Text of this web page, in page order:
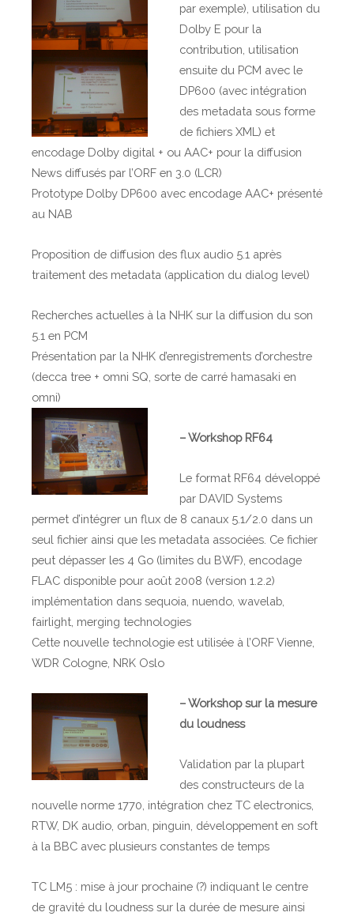
par exemple), utilisation du
Dolby E pour la
contribution, utilisation
ensuite du PCM avec le
DP600 (avec intégration
des metadata sous forme
de fichiers XML) et
encodage Dolby digital + ou AAC+ pour la diffusion
News diffusés par l’ORF en 3.0 (LCR)
Prototype Dolby DP600 avec encodage AAC+ présenté
au NAB
Proposition de diffusion des flux audio 5.1 après
traitement des metadata (application du dialog level)
Recherches actuelles à la NHK sur la diffusion du son
5.1 en PCM
Présentation par la NHK d’enregistrements d’orchestre
(decca tree + omni SQ, sorte de carré hamasaki en
omni)
– Workshop RF64
Le format RF64 développé
par DAVID Systems
permet d’intégrer un flux de 8 canaux 5.1/2.0 dans un
seul fichier ainsi que les metadata associées. Ce fichier
peut dépasser les 4 Go (limites du BWF), encodage
FLAC disponible pour août 2008 (version 1.2.2)
implémentation dans sequoia, nuendo, wavelab,
fairlight, merging technologies
Cette nouvelle technologie est utilisée à l’ORF Vienne,
WDR Cologne, NRK Oslo
– Workshop sur la mesure
du loudness
Validation par la plupart
des constructeurs de la
nouvelle norme 1770, intégration chez TC electronics,
RTW, DK audio, orban, pinguin, développement en soft
à la BBC avec plusieurs constantes de temps
TC LM5 : mise à jour prochaine (?) indiquant le centre
de gravité du loudness sur la durée de mesure ainsi